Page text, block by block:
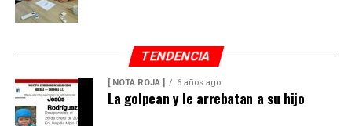
TENDENCIA
[ NOTA ROJA ] 6 años ago
La golpean y le arrebatan a su hijo